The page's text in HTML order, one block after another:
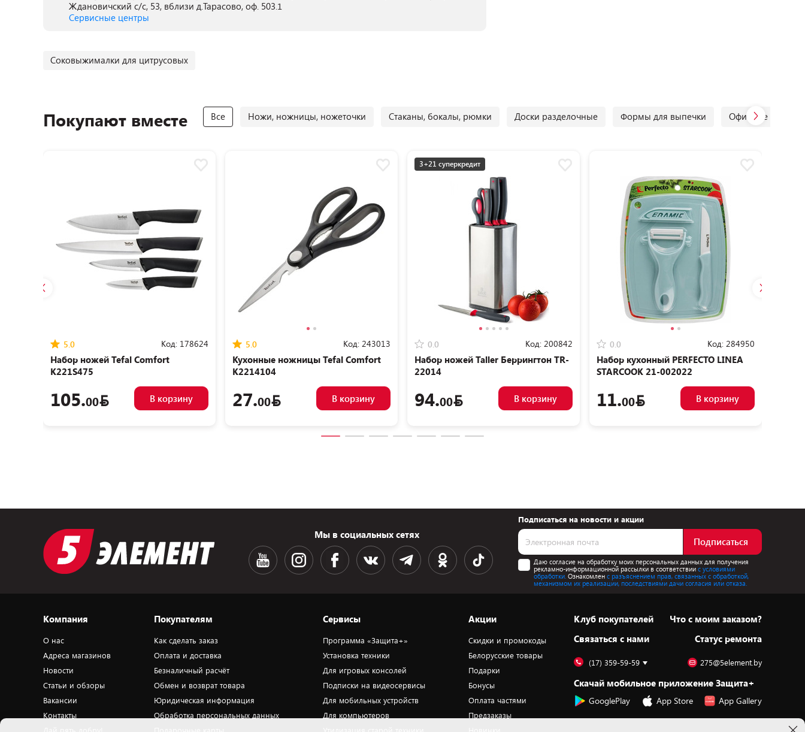
Ждановичский с/с, 53, вблизи д.Тарасово, оф. 503.1
Сервисные центры
Соковыжималки для цитрусовых
Покупают вместе Все Ножи, ножницы, ножеточки Стаканы, бокалы, рюмки Доски разделочные Формы для выпечки Офисные
5.0 Код: 178624
Набор ножей Tefal Сomfort
K221S475
105.00 В корзину
5.0 Код: 243013
Кухонные ножницы Tefal Comfort
K2214104
27.00 В корзину
3+21 суперкредит
0.0 Код: 200842
Набор ножей Taller Беррингтон TR-
22014
94.00 В корзину
0.0 Код: 284950
Набор кухонный PERFECTO LINEA
STARCOOK 21-002022
11.00 В корзину
Мы в социальных сетях
Подписаться на новости и акции
Подписаться
Даю согласие на обработку моих персональных данных для получения
рекламно-информационной рассылки в соответствиис условиями
обработки. Ознакомлен с разъяснением прав, связанных с обработкой,
механизмом их реализации, последствиями дачи согласия или отказа.
Компания
О нас
Адреса магазинов
Новости
Статьи и обзоры
Вакансии
Контакты
Покупателям
Как сделать заказ
Оплата и доставка
Безналичный расчёт
Обмен и возврат товара
Юридическая информация
Обработка персональных данных
Сервисы
Программа «Защита+»
Установка техники
Для игровых консолей
Подписки на видеосервисы
Для мобильных устройств
Для компьютеров
Акции
Скидки и промокоды
Белорусские товары
Подарки
Бонусы
Оплата частями
Предзаказы
Клуб покупателей
Cвязаться с нами
Что с моим заказом?
Статус ремонта
(17) 359-59-59 275@5element.by
Скачай мобильное приложение Защита+
GooglePlay App Store App Gallery